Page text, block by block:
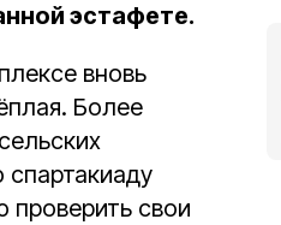
эстафете.
вновь
Более
проверить свои